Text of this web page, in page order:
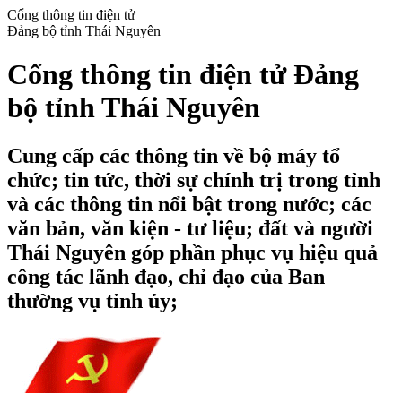
Cổng thông tin điện tử
Đảng bộ tỉnh Thái Nguyên
Cổng thông tin điện tử Đảng
bộ tỉnh Thái Nguyên
Cung cấp các thông tin về bộ máy tổ
chức; tin tức, thời sự chính trị trong tỉnh
và các thông tin nổi bật trong nước; các
văn bản, văn kiện - tư liệu; đất và người
Thái Nguyên góp phần phục vụ hiệu quả
công tác lãnh đạo, chỉ đạo của Ban
thường vụ tỉnh ủy;